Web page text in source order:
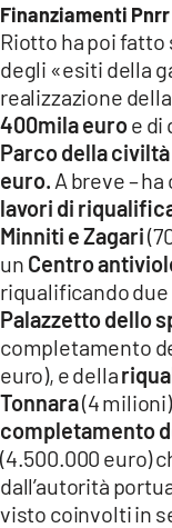
Finanziamenti Pnrr
Riotto ha poi fatto
degli «esiti della
realizzazione della
400mila euroe di
Parco della
euro. A breve –
lavori di
Minniti e Zagari
un Centro
riqualificando due
Palazzetto dello
completamento
euro), e della
Tonnara(4
completamento
(4.500.000 euro)
dall’autorità
visto coinvolti in